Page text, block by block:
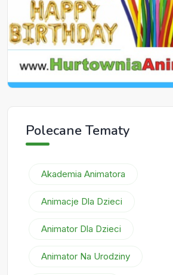
Polecane Tematy
Akademia Animatora
Animacje Dla Dzieci
Animator Dla Dzieci
Animator Na Urodziny